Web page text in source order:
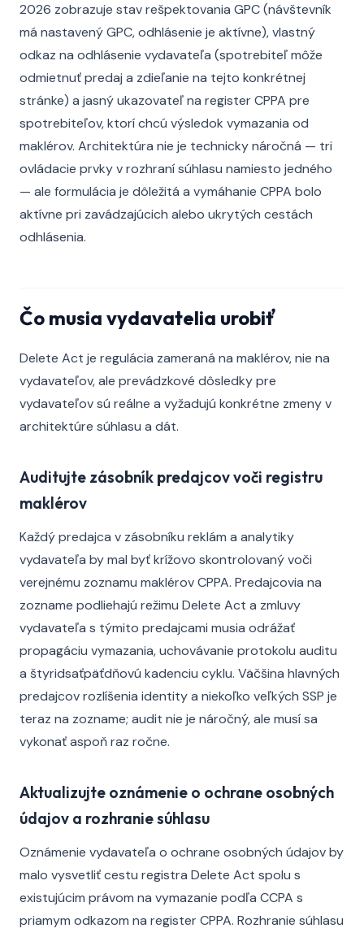
2026 zobrazuje stav rešpektovania GPC (návštevník
má nastavený GPC, odhlásenie je aktívne), vlastný
odkaz na odhlásenie vydavateľa (spotrebiteľ môže
odmietnuť predaj a zdieľanie na tejto konkrétnej
stránke) a jasný ukazovateľ na register CPPA pre
spotrebiteľov, ktorí chcú výsledok vymazania od
maklérov. Architektúra nie je technicky náročná — tri
ovládacie prvky v rozhraní súhlasu namiesto jedného
— ale formulácia je dôležitá a vymáhanie CPPA bolo
aktívne pri zavádzajúcich alebo ukrytých cestách
odhlásenia.
Čo musia vydavatelia urobiť
Delete Act je regulácia zameraná na maklérov, nie na
vydavateľov, ale prevádzkové dôsledky pre
vydavateľov sú reálne a vyžadujú konkrétne zmeny v
architektúre súhlasu a dát.
Auditujte zásobník predajcov voči registru
maklérov
Každý predajca v zásobníku reklám a analytiky
vydavateľa by mal byť krížovo skontrolovaný voči
verejnému zoznamu maklérov CPPA. Predajcovia na
zozname podliehajú režimu Delete Act a zmluvy
vydavateľa s týmito predajcami musia odrážať
propagáciu vymazania, uchovávanie protokolu auditu
a štyridsaťpäťdňovú kadenciu cyklu. Väčšina hlavných
predajcov rozlíšenia identity a niekoľko veľkých SSP je
teraz na zozname; audit nie je náročný, ale musí sa
vykonať aspoň raz ročne.
Aktualizujte oznámenie o ochrane osobných
údajov a rozhranie súhlasu
Oznámenie vydavateľa o ochrane osobných údajov by
malo vysvetliť cestu registra Delete Act spolu s
existujúcim právom na vymazanie podľa CCPA s
priamym odkazom na register CPPA. Rozhranie súhlasu